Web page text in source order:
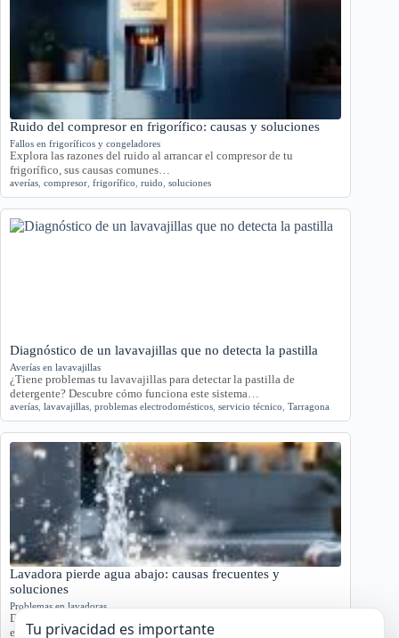
Ruido del compresor en frigorífico: causas y soluciones
Fallos en frigoríficos y congeladores
Explora las razones del ruido al arrancar el compresor de tu
frigorífico, sus causas comunes…
averías compresor frigorífico ruido soluciones
Diagnóstico de un lavavajillas que no detecta la pastilla
Averías en lavavajillas
¿Tiene problemas tu lavavajillas para detectar la pastilla de
detergente? Descubre cómo funciona este sistema…
averías lavavajillas problemas electrodomésticos servicio técnico Tarragona
Lavadora pierde agua abajo: causas frecuentes y
soluciones
Problemas en lavadoras
Descubre por qué tu lavadora pierde agua por la parte inferior con
este análisis detallado.…
Tu privacidad es importante